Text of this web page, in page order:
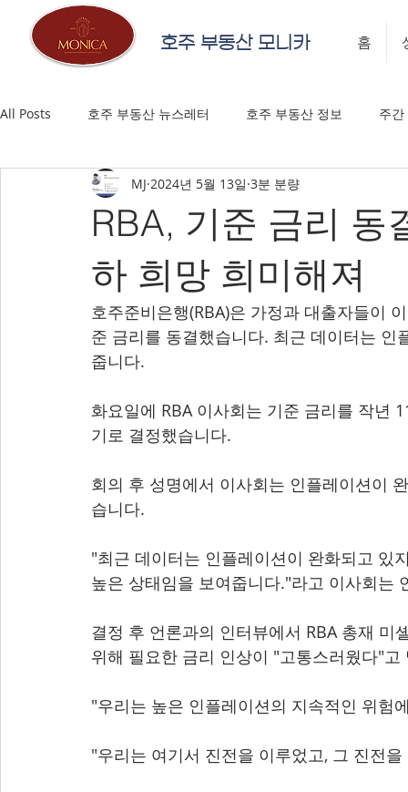
호주 부동산 모니카 홈
All Posts 호주 부동산 뉴스레터 호주 부동산 정보 주
RBA, 기준 금리 동
하 희망 희미해져
MJ 2024년 5월 13일 3분 분량
호주준비은행(RBA)은 가정과 대출자들이
준 금리를 동결했습니다. 최근 데이터는
줍니다.
화요일에 RBA 이사회는 기준 금리를 작년
기로 결정했습니다.
회의 후 성명에서 이사회는 인플레이션이
습니다.
"최근 데이터는 인플레이션이 완화되고 있
높은 상태임을 보여줍니다."라고 이사회는
결정 후 언론과의 인터뷰에서 RBA 총재
위해 필요한 금리 인상이 "고통스러웠다"고
"우리는 높은 인플레이션의 지속적인 위험
"우리는 여기서 진전을 이루었고, 그 진전